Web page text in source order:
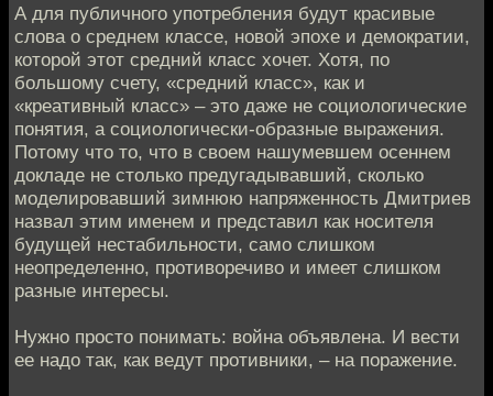
А для публичного употребления будут красивые
слова о среднем классе, новой эпохе и демократии,
которой этот средний класс хочет. Хотя, по
большому счету, «средний класс», как и
«креативный класс» – это даже не социологические
понятия, а социологически-образные выражения.
Потому что то, что в своем нашумевшем осеннем
докладе не столько предугадывавший, сколько
моделировавший зимнюю напряженность Дмитриев
назвал этим именем и представил как носителя
будущей нестабильности, само слишком
неопределенно, противоречиво и имеет слишком
разные интересы.
Нужно просто понимать: война объявлена. И вести
ее надо так, как ведут противники, – на поражение.